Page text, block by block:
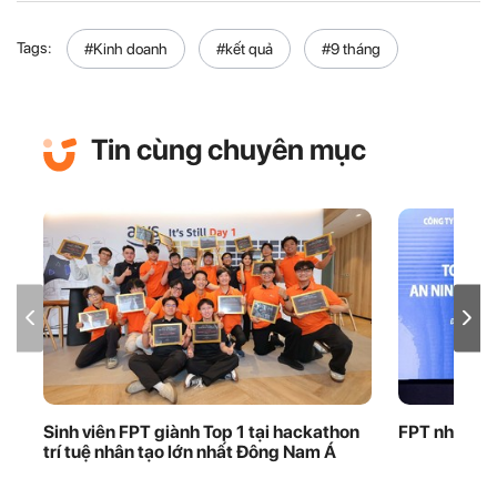
Tags: #Kinh doanh #kết quả #9 tháng
Tin cùng chuyên mục
Sinh viên FPT giành Top 1 tại hackathon
trí tuệ nhân tạo lớn nhất Đông Nam Á
FPT nhận